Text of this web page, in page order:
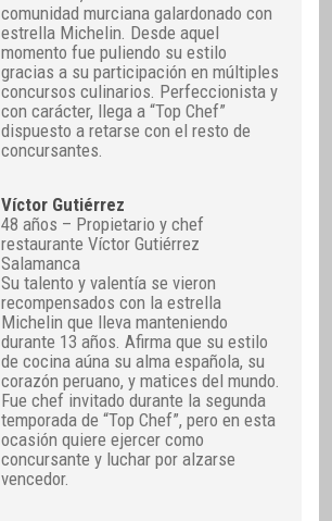
comunidad murciana galardonado con
estrella Michelin. Desde aquel
momento fue puliendo su estilo
gracias a su participación en múltiples
concursos culinarios. Perfeccionista y
con carácter, llega a “Top Chef”
dispuesto a retarse con el resto de
concursantes.
Víctor Gutiérrez
48 años – Propietario y chef
restaurante Víctor Gutiérrez
Salamanca
Su talento y valentía se vieron
recompensados con la estrella
Michelin que lleva manteniendo
durante 13 años. Afirma que su estilo
de cocina aúna su alma española, su
corazón peruano, y matices del mundo.
Fue chef invitado durante la segunda
temporada de “Top Chef”, pero en esta
ocasión quiere ejercer como
concursante y luchar por alzarse
vencedor.